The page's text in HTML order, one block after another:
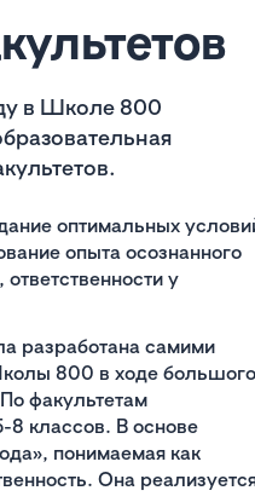
в Школе 800
оптимальных
опыта осознанного
у
разработана самими
800 в ходе большого
факультетам
8 классов. В основе
понимаемая как
Она